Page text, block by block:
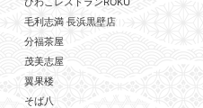
毛利志満 長浜黒壁店
分福茶屋
茂美志屋
翼果楼
そば八